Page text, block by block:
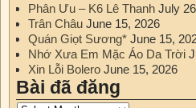
Phân Ưu – K6 Lê Thanh July
Trân Châu June 15, 2026
Quán Giọt Sương* June 15,
Nhớ Xưa Em Mặc Áo Da Trời
Xin Lỗi Bolero June 15, 2026
Bài đã đăng